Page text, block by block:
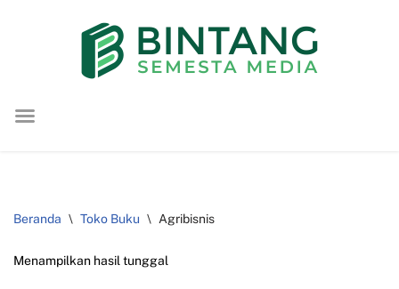
konten
Beranda \ Toko Buku \ Agribisnis
Menampilkan hasil tunggal